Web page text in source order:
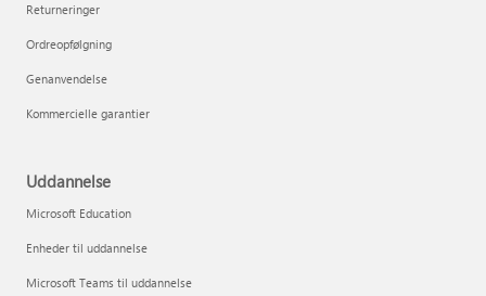
Returneringer
Ordreopfølgning
Genanvendelse
Kommercielle garantier
Uddannelse
Microsoft Education
Enheder til uddannelse
Microsoft Teams til uddannelse